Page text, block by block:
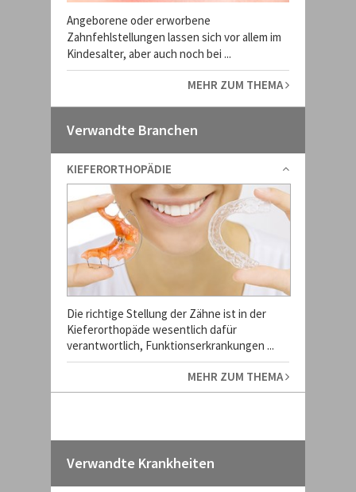
Angeborene oder erworbene
Zahnfehlstellungen lassen sich vor allem im
Kindesalter, aber auch noch bei ...
MEHR ZUM THEMA
Verwandte Branchen
KIEFERORTHOPÄDIE
Die richtige Stellung der Zähne ist in der
Kieferorthopäde wesentlich dafür
verantwortlich, Funktionserkrankungen ...
MEHR ZUM THEMA
Verwandte Krankheiten